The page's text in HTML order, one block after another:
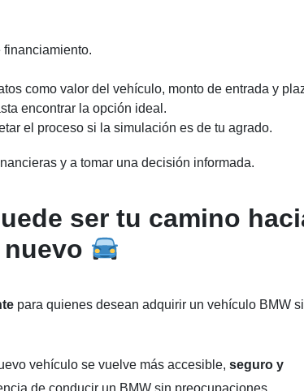
como valor del vehículo, monto de entrada y
encontrar la opción ideal.
el proceso si la simulación es de tu agrado.
y a tomar una decisión informada.
ser tu camino
nuevo
para quienes desean adquirir un vehículo BMW
vehículo se vuelve más accesible, seguro y
de conducir un BMW sin preocupaciones.